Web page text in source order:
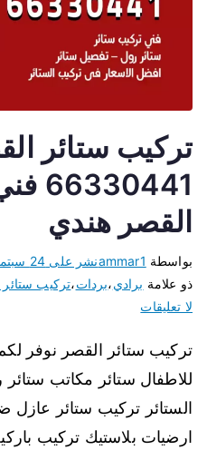
تركيب ستائر
القصر هندي
بواسطة ammar1نشر على 24 سبتمبر، 2021
ذو علامة برادي،بردات،تركيب ستائر
لا تعليقات
تركيب ستائر القصر نوفر
للاطفال ستائر مكاتب
الستائر تركيب ستائر
ارضيات بلاستيك تركيب